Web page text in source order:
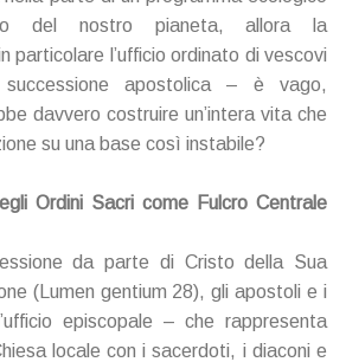
del nostro pianeta, allora la
particolare l’ufficio ordinato di vescovi
apostolica – è vago,
davvero costruire un’intera vita che
su una base così instabile?
Ordini Sacri come Fulcro Centrale
da parte di Cristo della Sua
(Lumen gentium 28), gli apostoli e i
episcopale – che rappresenta
locale con i sacerdoti, i diaconi e